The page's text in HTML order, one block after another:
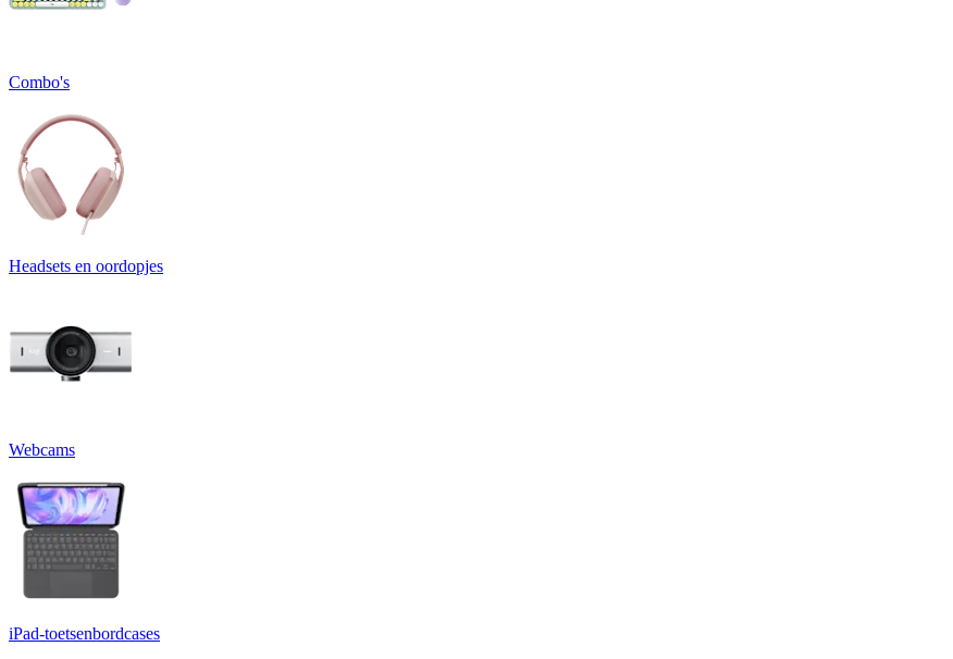
Combo's
Headsets en oordopjes
Webcams
iPad-toetsenbordcases